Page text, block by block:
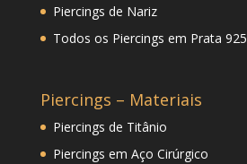
Piercings de Nariz
Todos os Piercings em Prata 925
Piercings – Materiais
Piercings de Titânio
Piercings em Aço Cirúrgico